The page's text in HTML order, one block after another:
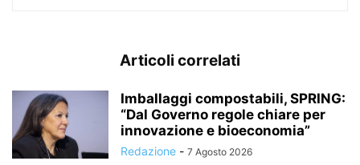
Articoli correlati
Imballaggi compostabili, SPRING:
“Dal Governo regole chiare per
innovazione e bioeconomia”
Redazione - 7 Agosto 2026